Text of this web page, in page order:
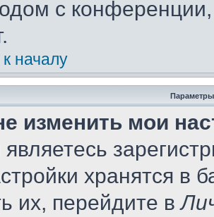
с
началу
Параметры
изменить мои
хранятся в
их, перейдите в